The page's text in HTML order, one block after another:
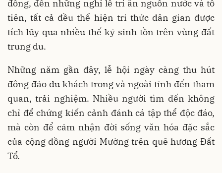
đồng, đến những nghi lễ tri ân nguồn nước và tổ
tiên, tất cả đều thể hiện tri thức dân gian được
tích lũy qua nhiều thế kỷ sinh tồn trên vùng đất
trung du.
Những năm gần đây, lễ hội ngày càng thu hút
đông đảo du khách trong và ngoài tỉnh đến tham
quan, trải nghiệm. Nhiều người tìm đến không
chỉ để chứng kiến cảnh đánh cá tập thể độc đáo,
mà còn để cảm nhận đời sống văn hóa đặc sắc
của cộng đồng người Mường trên quê hương Đất
Tổ.